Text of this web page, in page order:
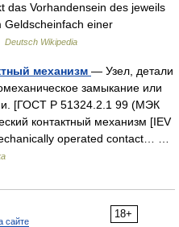
das Vorhandensein des jeweils
Geldscheinfach einer
Deutsch Wikipedia
механизм — Узел, детали
замыкание или
[ГОСТ Р 51324.2.1 99 (МЭК
контактный механизм [IEV
operated contact… …
18+
сайте